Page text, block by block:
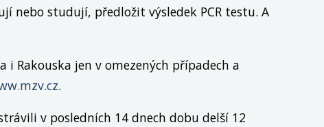
nebo studují, předložit výsledek PCR testu. A
Rakouska jen v omezených případech a
.
v posledních 14 dnech dobu delší 12